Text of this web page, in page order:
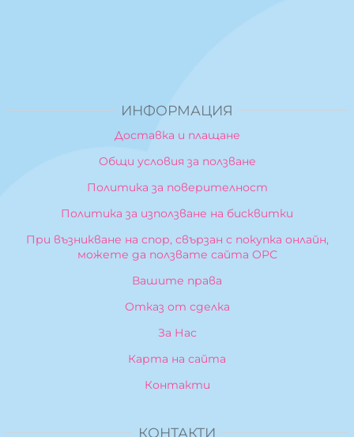
ИНФОРМАЦИЯ
Доставка и плащане
Общи условия за ползване
Политика за поверителност
Политика за използване на бисквитки
При възникване на спор, свързан с покупка онлайн,
можете да ползвате сайта ОРС
Вашите права
Отказ от сделка
За Нас
Карта на сайта
Контакти
КОНТАКТИ